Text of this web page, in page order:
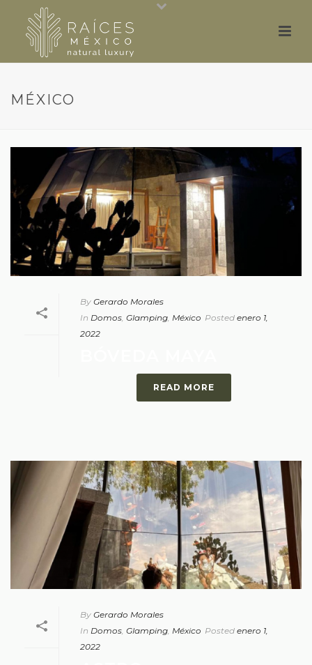
MÉXICO
By Gerardo Morales
In Domos Glamping México Posted enero 1,
2022
READ MORE
By Gerardo Morales
In Domos, Glamping, México Posted enero 1,
2022